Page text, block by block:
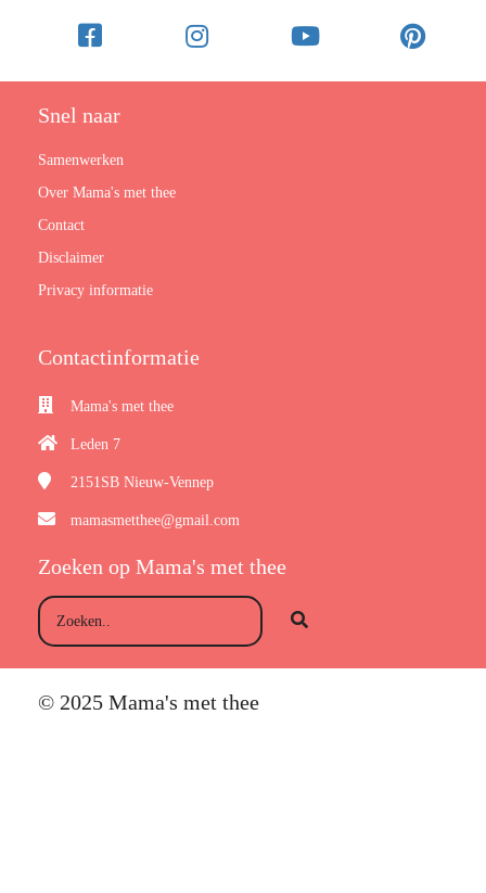
Snel naar
Samenwerken
Over Mama's met thee
Contact
Disclaimer
Privacy informatie
Contactinformatie
Mama's met thee
Leden 7
2151SB Nieuw-Vennep
mamasmetthee@gmail.com
Zoeken op Mama's met thee
© 2025 Mama's met thee